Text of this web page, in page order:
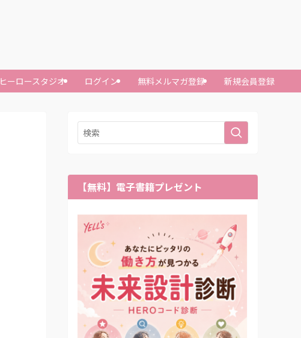
ヒーロースタジオ ログイン 無料メルマガ登録 新規会員登録
【無料】電子書籍プレゼント